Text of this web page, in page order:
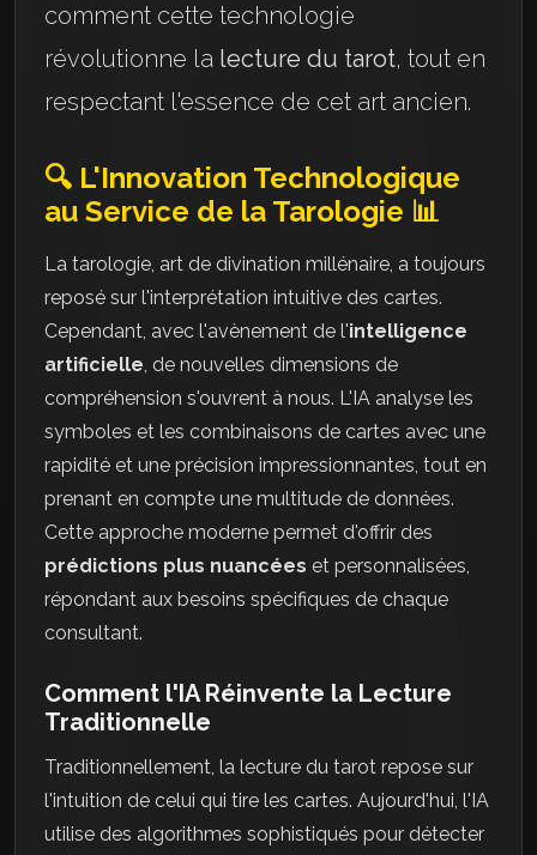
comment cette technologie
révolutionne la lecture du tarot, tout en
respectant l'essence de cet art ancien.
🔍 L'Innovation Technologique
au Service de la Tarologie 📊
La tarologie, art de divination millénaire, a toujours
reposé sur l'interprétation intuitive des cartes.
Cependant, avec l'avènement de l'intelligence
artificielle, de nouvelles dimensions de
compréhension s'ouvrent à nous. L'IA analyse les
symboles et les combinaisons de cartes avec une
rapidité et une précision impressionnantes, tout en
prenant en compte une multitude de données.
Cette approche moderne permet d'offrir des
prédictions plus nuancées et personnalisées,
répondant aux besoins spécifiques de chaque
consultant.
Comment l'IA Réinvente la Lecture
Traditionnelle
Traditionnellement, la lecture du tarot repose sur
l'intuition de celui qui tire les cartes. Aujourd'hui, l'IA
utilise des algorithmes sophistiqués pour détecter